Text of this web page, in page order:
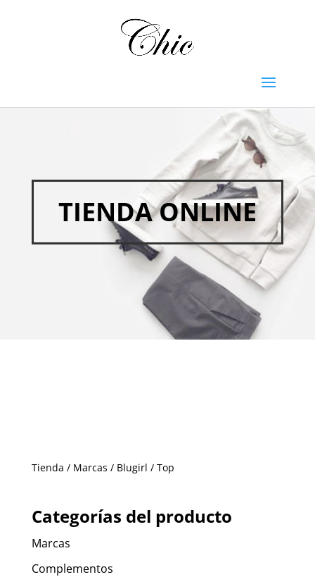
TIENDA ONLINE
Tienda / Marcas / Blugirl / Top
Categorías del producto
Marcas
Complementos